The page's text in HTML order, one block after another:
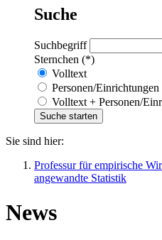
Suche
Suchbegriff
Sternchen (*)
Volltext
Personen/Einrichtungen
Volltext + Personen/
Sie sind hier:
Professur für empirische
angewandte Statistik
News